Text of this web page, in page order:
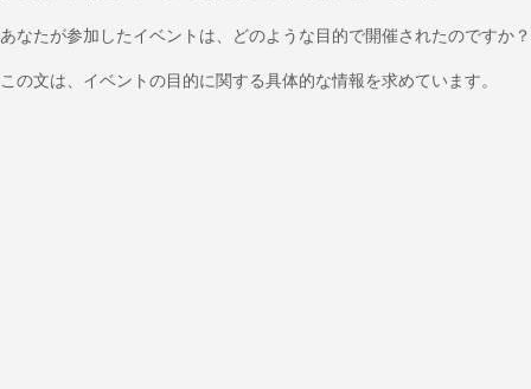
あなたが参加したイベントは、どのような目的で開催されたのですか？
この文は、イベントの目的に関する具体的な情報を求めています。